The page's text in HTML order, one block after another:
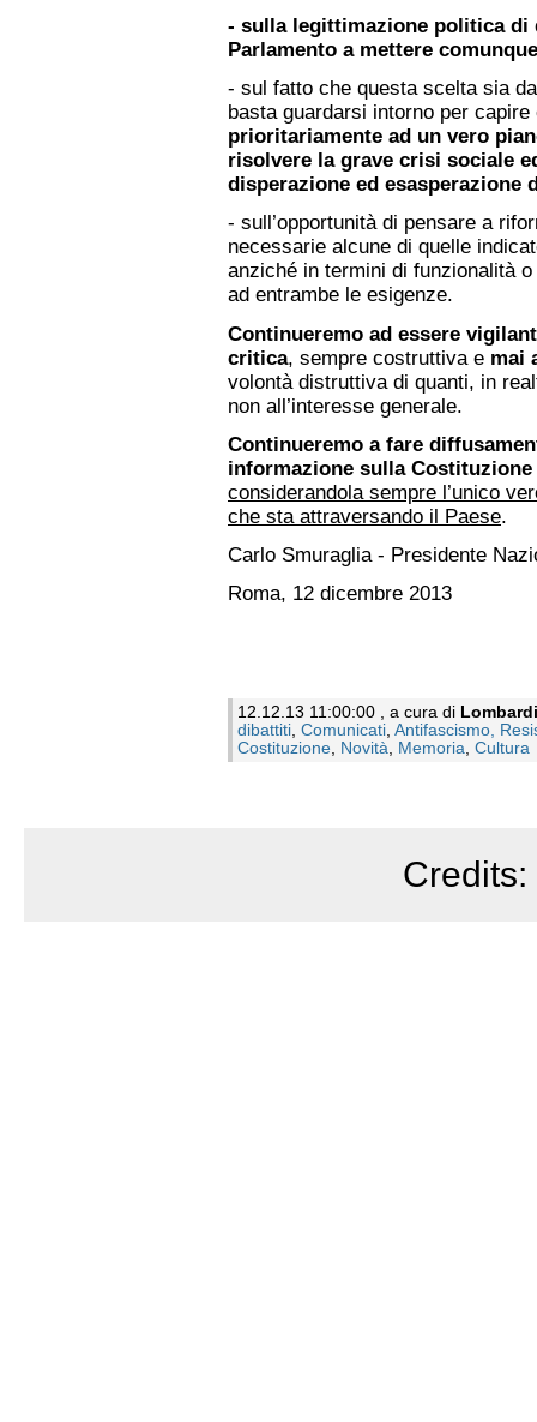
- sulla legittimazione politica di
Parlamento a mettere
- sul fatto che questa scelta sia
basta guardarsi intorno per
prioritariamente ad un vero
risolvere la grave crisi sociale
disperazione ed esasperazione
- sull’opportunità di pensare a
necessarie alcune di quelle
anziché in termini di funzionalità
ad entrambe le esigenze.
Continueremo ad essere
critica, sempre costruttiva e mai
volontà distruttiva di quanti, in
non all’interesse generale.
Continueremo a fare
informazione sulla Costituzione
considerandola sempre l’unico
che sta attraversando il Paese.
Carlo Smuraglia - Presidente
Roma, 12 dicembre 2013
12.12.13 11:00:00 , a cura di
dibattiti Comunicati Antifascismo,
Costituzione Novità Memoria Cultura
Credits: